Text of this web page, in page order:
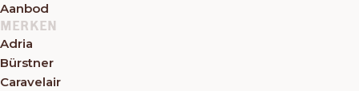
Aanbod
MERKEN
Adria
Bürstner
Caravelair